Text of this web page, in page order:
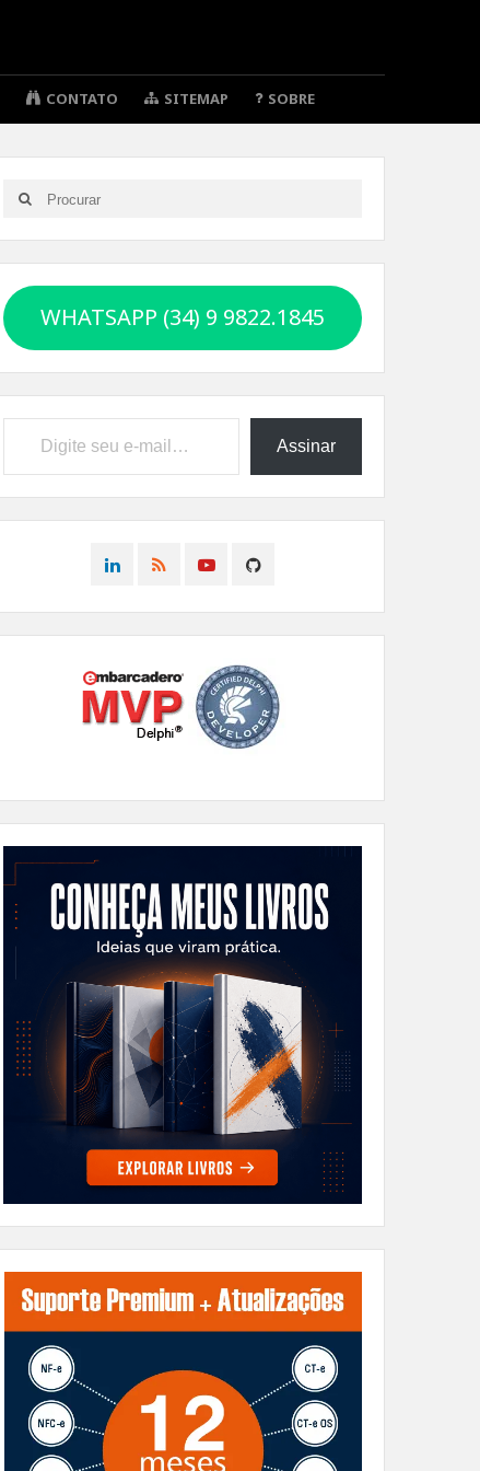
CONTATO SITEMAP SOBRE
Search
for:
Search
WHATSAPP (34) 9 9822.1845
Digite seu e-mail…
Assinar
CONNECT
LINKEDIN
CONNECT
RSS
CONNECT
YOUTUBEGITHUB